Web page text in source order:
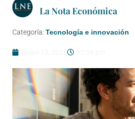
La Nota Económica
Categoría: Tecnología e innovación